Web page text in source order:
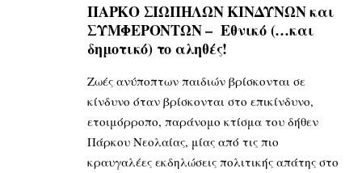
ΠΑΡΚΟ ΣΙΩΠΗΛΩΝ ΚΙΝΔΥΝΩΝ και
ΣΥΜΦΕΡΟΝΤΩΝ– Εθνικό (…και
δημοτικό) το αληθές!
Ζωές ανύποπτων παιδιών βρίσκονται σε
κίνδυνο όταν βρίσκονται στο επικίνδυνο,
ετοιμόρροπο, παράνομο κτίσμα του δήθεν
Πάρκου Νεολαίας, μίας από τις πιο
κραυγαλέες εκδηλώσεις πολιτικής απάτης στο